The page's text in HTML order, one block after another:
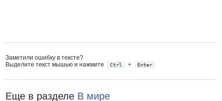
Заметили ошибку в тексте?
Выделите текст мышью и нажмите
Ctrl + Enter
Еще в разделе В мире